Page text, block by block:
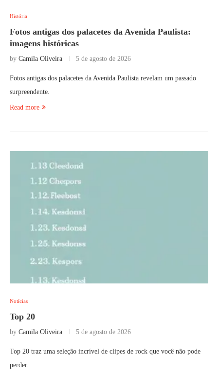
História
Fotos antigas dos palacetes da Avenida Paulista:
imagens históricas
by Camila Oliveira 5 de agosto de 2026
Fotos antigas dos palacetes da Avenida Paulista revelam um passado
surpreendente.
Read more
Notícias
Top 20
by Camila Oliveira 5 de agosto de 2026
Top 20 traz uma seleção incrível de clipes de rock que você não pode
perder.